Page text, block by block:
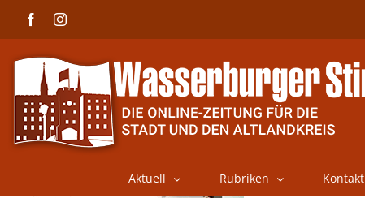
FacebookInstagram
Aktuell Rubriken Kontakt